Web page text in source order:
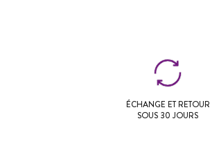
ÉCHANGE ET RETOUR
SOUS 30 JOURS